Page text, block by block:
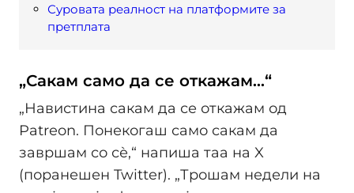
Суровата реалност на платформите за
претплата
„Сакам само да се откажам...“
„Навистина сакам да се откажам од
Patreon. Понекогаш само сакам да
завршам со сѐ,“ напиша таа на X
(поранешен Twitter). „Трошам недели на